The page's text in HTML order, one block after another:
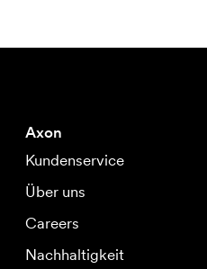
Axon
Kundenservice
Über uns
Careers
Nachhaltigkeit